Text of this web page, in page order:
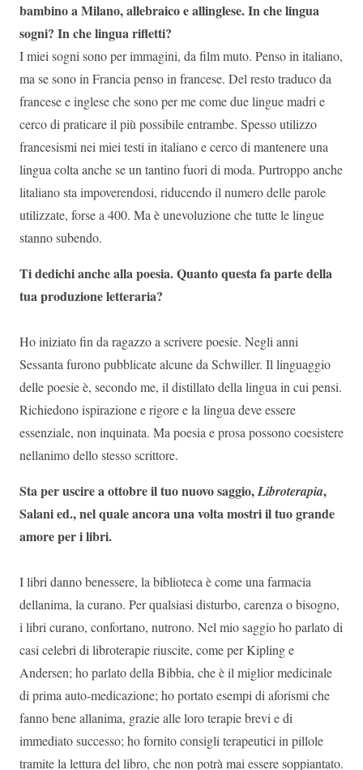
bambino a Milano, allebraico e allinglese. In che lingua
sogni? In che lingua rifletti?
I miei sogni sono per immagini, da film muto. Penso in italiano,
ma se sono in Francia penso in francese. Del resto traduco da
francese e inglese che sono per me come due lingue madri e
cerco di praticare il più possibile entrambe. Spesso utilizzo
francesismi nei miei testi in italiano e cerco di mantenere una
lingua colta anche se un tantino fuori di moda. Purtroppo anche
litaliano sta impoverendosi, riducendo il numero delle parole
utilizzate, forse a 400. Ma è unevoluzione che tutte le lingue
stanno subendo.
Ti dedichi anche alla poesia. Quanto questa fa parte della
tua produzione letteraria?
Ho iniziato fin da ragazzo a scrivere poesie. Negli anni
Sessanta furono pubblicate alcune da Schwiller. Il linguaggio
delle poesie è, secondo me, il distillato della lingua in cui pensi.
Richiedono ispirazione e rigore e la lingua deve essere
essenziale, non inquinata. Ma poesia e prosa possono coesistere
nellanimo dello stesso scrittore.
Sta per uscire a ottobre il tuo nuovo saggio,Libroterapia,
Salani ed., nel quale ancora una volta mostri il tuo grande
amore per i libri.
I libri danno benessere, la biblioteca è come una farmacia
dellanima, la curano. Per qualsiasi disturbo, carenza o bisogno,
i libri curano, confortano, nutrono. Nel mio saggio ho parlato di
casi celebri di libroterapie riuscite, come per Kipling e
Andersen; ho parlato della Bibbia, che è il miglior medicinale
di prima auto-medicazione; ho portato esempi di aforismi che
fanno bene allanima, grazie alle loro terapie brevi e di
immediato successo; ho fornito consigli terapeutici in pillole
tramite la lettura del libro, che non potrà mai essere soppiantato.